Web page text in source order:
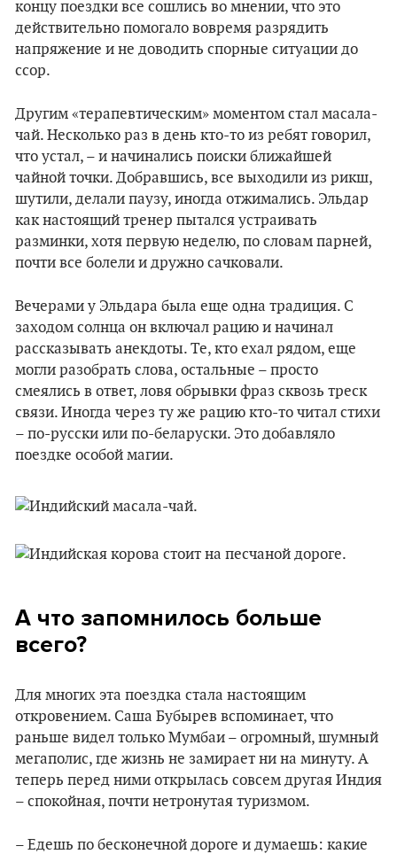
концу поездки все сошлись во мнении, что это
действительно помогало вовремя разрядить
напряжение и не доводить спорные ситуации до
ссор.
Другим «терапевтическим» моментом стал масала-
чай. Несколько раз в день кто-то из ребят говорил,
что устал, – и начинались поиски ближайшей
чайной точки. Добравшись, все выходили из рикш,
шутили, делали паузу, иногда отжимались. Эльдар
как настоящий тренер пытался устраивать
разминки, хотя первую неделю, по словам парней,
почти все болели и дружно сачковали.
Вечерами у Эльдара была еще одна традиция. С
заходом солнца он включал рацию и начинал
рассказывать анекдоты. Те, кто ехал рядом, еще
могли разобрать слова, остальные – просто
смеялись в ответ, ловя обрывки фраз сквозь треск
связи. Иногда через ту же рацию кто-то читал стихи
– по-русски или по-беларуски. Это добавляло
поездке особой магии.
А что запомнилось больше
всего?
Для многих эта поездка стала настоящим
откровением. Саша Бубырев вспоминает, что
раньше видел только Мумбаи – огромный, шумный
мегаполис, где жизнь не замирает ни на минуту. А
теперь перед ними открылась совсем другая Индия
– спокойная, почти нетронутая туризмом.
– Едешь по бесконечной дороге и думаешь: какие